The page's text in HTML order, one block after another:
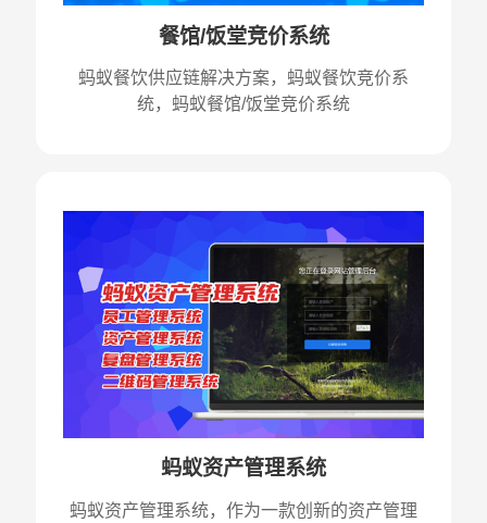
餐馆/饭堂竞价系统
蚂蚁餐饮供应链解决方案，蚂蚁餐饮竞价系
统，蚂蚁餐馆/饭堂竞价系统
蚂蚁资产管理系统
蚂蚁资产管理系统，作为一款创新的资产管理